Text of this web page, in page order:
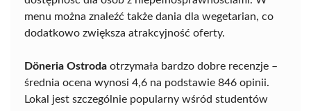
menu można znaleźć także dania dla wegetarian, co
dodatkowo zwiększa atrakcyjność oferty.
Döneria Ostroda otrzymała bardzo dobre recenzje –
średnia ocena wynosi 4,6 na podstawie 846 opinii.
Lokal jest szczególnie popularny wśród studentów